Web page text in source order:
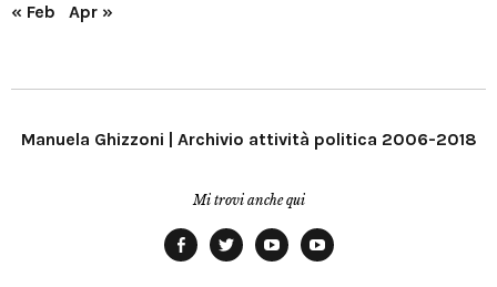
« Feb Apr »
Manuela Ghizzoni | Archivio attività politica 2006-2018
Mi trovi anche qui